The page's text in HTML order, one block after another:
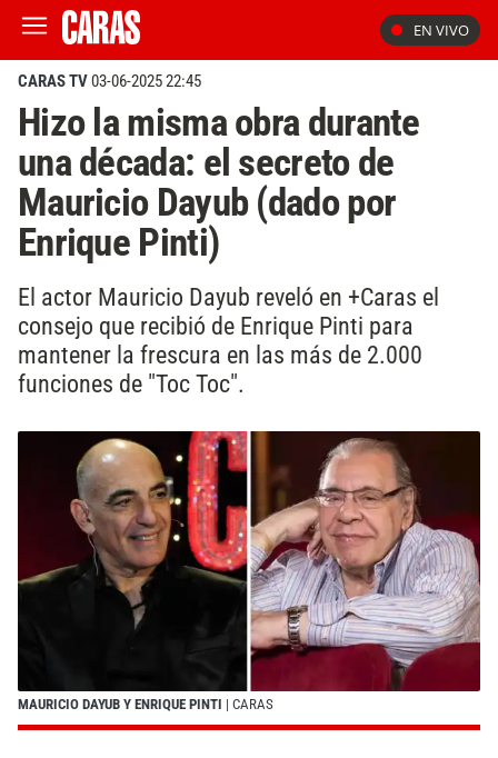
EN VIVO
CARAS TV03-06-2025 22:45
Hizo la misma obra durante
una década: el secreto de
Mauricio Dayub (dado por
Enrique Pinti)
El actor Mauricio Dayub reveló en +Caras el
consejo que recibió de Enrique Pinti para
mantener la frescura en las más de 2.000
funciones de "Toc Toc".
MAURICIO DAYUB Y ENRIQUE PINTI | CARAS